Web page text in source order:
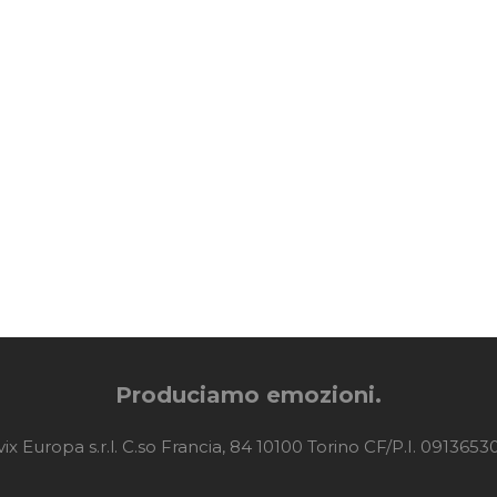
Produciamo emozioni.
Europa s.r.l. C.so Francia, 84 10100 Torino CF/P.I.